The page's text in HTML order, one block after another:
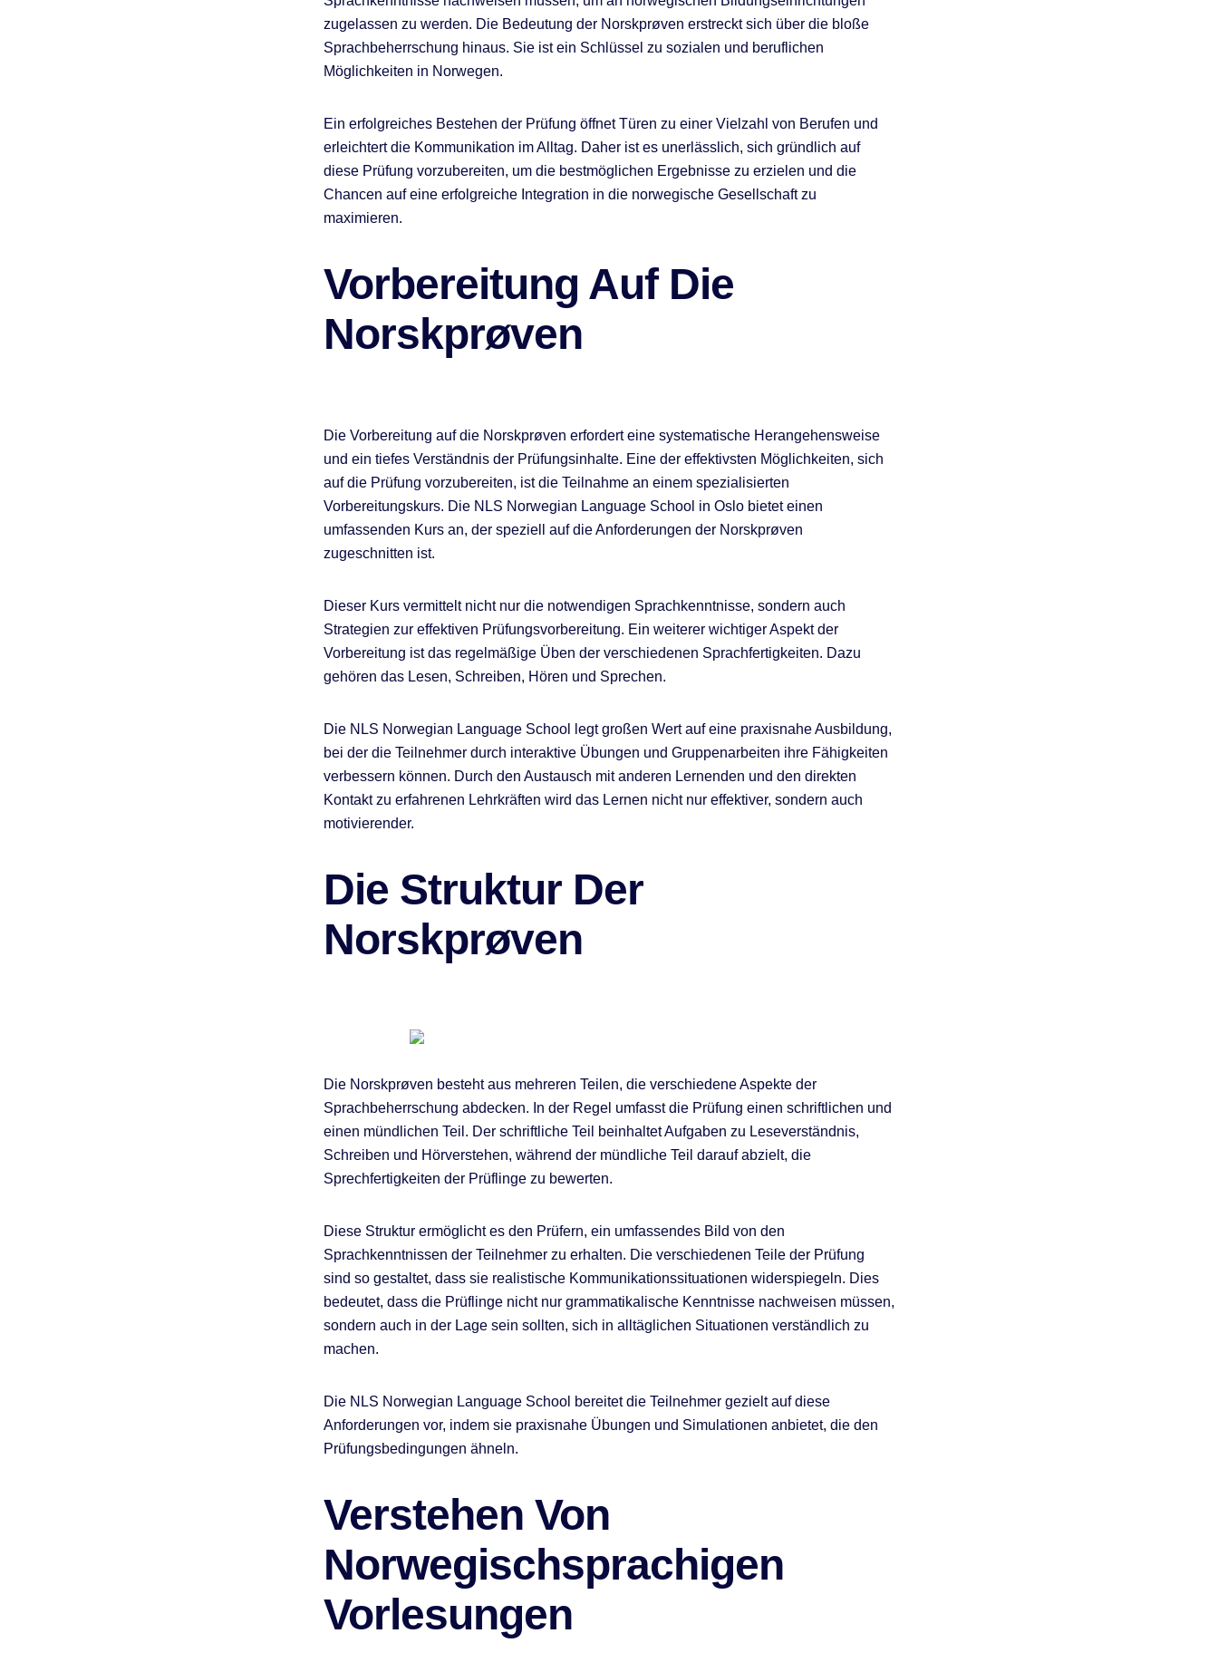
zugelassen zu werden. Die Bedeutung der Norskprøven erstreckt sich über die bloße
Sprachbeherrschung hinaus. Sie ist ein Schlüssel zu sozialen und beruflichen
Möglichkeiten in Norwegen.
Ein erfolgreiches Bestehen der Prüfung öffnet Türen zu einer Vielzahl von Berufen und
erleichtert die Kommunikation im Alltag. Daher ist es unerlässlich, sich gründlich auf
diese Prüfung vorzubereiten, um die bestmöglichen Ergebnisse zu erzielen und die
Chancen auf eine erfolgreiche Integration in die norwegische Gesellschaft zu
maximieren.
Vorbereitung Auf Die
Norskprøven
Die Vorbereitung auf die Norskprøven erfordert eine systematische Herangehensweise
und ein tiefes Verständnis der Prüfungsinhalte. Eine der effektivsten Möglichkeiten, sich
auf die Prüfung vorzubereiten, ist die Teilnahme an einem spezialisierten
Vorbereitungskurs. Die NLS Norwegian Language School in Oslo bietet einen
umfassenden Kurs an, der speziell auf die Anforderungen der Norskprøven
zugeschnitten ist.
Dieser Kurs vermittelt nicht nur die notwendigen Sprachkenntnisse, sondern auch
Strategien zur effektiven Prüfungsvorbereitung. Ein weiterer wichtiger Aspekt der
Vorbereitung ist das regelmäßige Üben der verschiedenen Sprachfertigkeiten. Dazu
gehören das Lesen, Schreiben, Hören und Sprechen.
Die NLS Norwegian Language School legt großen Wert auf eine praxisnahe Ausbildung,
bei der die Teilnehmer durch interaktive Übungen und Gruppenarbeiten ihre Fähigkeiten
verbessern können. Durch den Austausch mit anderen Lernenden und den direkten
Kontakt zu erfahrenen Lehrkräften wird das Lernen nicht nur effektiver, sondern auch
motivierender.
Die Struktur Der
Norskprøven
Die Norskprøven besteht aus mehreren Teilen, die verschiedene Aspekte der
Sprachbeherrschung abdecken. In der Regel umfasst die Prüfung einen schriftlichen und
einen mündlichen Teil. Der schriftliche Teil beinhaltet Aufgaben zu Leseverständnis,
Schreiben und Hörverstehen, während der mündliche Teil darauf abzielt, die
Sprechfertigkeiten der Prüflinge zu bewerten.
Diese Struktur ermöglicht es den Prüfern, ein umfassendes Bild von den
Sprachkenntnissen der Teilnehmer zu erhalten. Die verschiedenen Teile der Prüfung
sind so gestaltet, dass sie realistische Kommunikationssituationen widerspiegeln. Dies
bedeutet, dass die Prüflinge nicht nur grammatikalische Kenntnisse nachweisen müssen,
sondern auch in der Lage sein sollten, sich in alltäglichen Situationen verständlich zu
machen.
Die NLS Norwegian Language School bereitet die Teilnehmer gezielt auf diese
Anforderungen vor, indem sie praxisnahe Übungen und Simulationen anbietet, die den
Prüfungsbedingungen ähneln.
Verstehen Von
Norwegischsprachigen
Vorlesungen